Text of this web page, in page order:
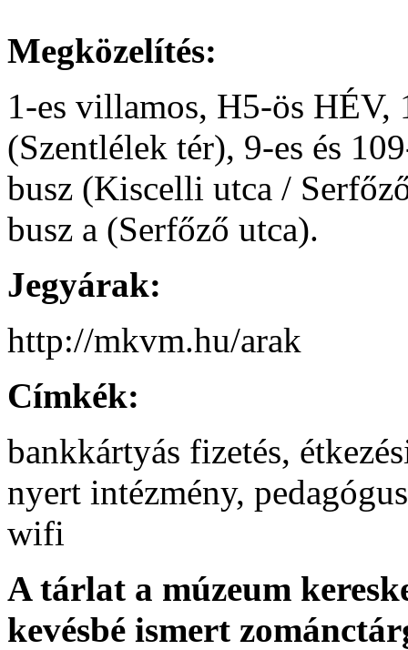
Megközelítés:
1-es villamos, H5-ös HÉV,
(Szentlélek tér), 9-es és
busz (Kiscelli utca /
busz a (Serfőző utca).
Jegyárak:
http://mkvm.hu/arak
Címkék:
bankkártyás fizetés,
nyert intézmény,
wifi
A tárlat a múzeum
kevésbé ismert